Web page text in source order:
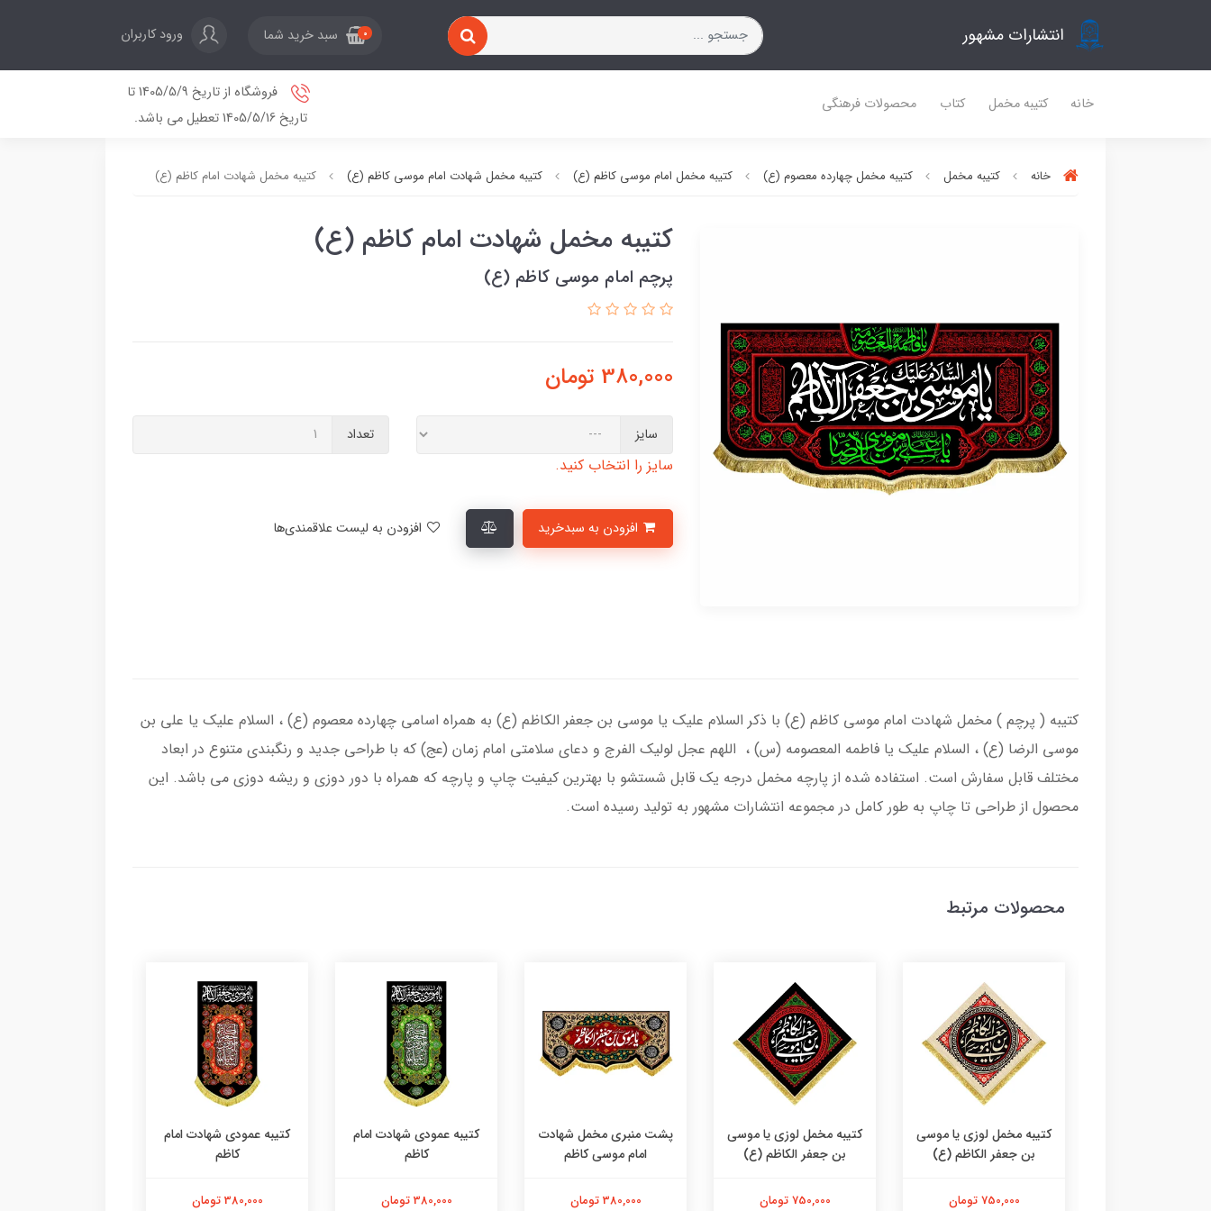
انتشارات مشهور 0 سبد خرید شما ورود کاربران
خانه کتیبه مخمل کتاب محصولات فرهنگی
فروشگاه از تاریخ 1405/5/9 تا
تاریخ 1405/5/16 تعطیل می باشد.
خانه کتیبه مخمل کتیبه مخمل چهارده معصوم (ع) کتیبه مخمل امام موسی کاظم (ع) کتیبه مخمل شهادت امام موسی کاظم (ع) کتیبه مخمل شهادت امام کاظم (ع)
کتیبه مخمل شهادت امام کاظم (ع)
پرچم امام موسی کاظم (ع)
380,000 تومان
سایز
سایز را انتخاب کنید.
تعداد
کتیبه ( پرچم ) مخمل شهادت امام موسی کاظم (ع) با ذکر السلام علیک یا موسی بن جعفر الکاظم (ع) به همراه اسامی چهارده معصوم (ع) ، السلام علیک یا علی بن
موسی الرضا (ع) ، السلام علیک یا فاطمه المعصومه (س) ، اللهم عجل لولیک الفرج و دعای سلامتی امام زمان (عج) که با طراحی جدید و رنگبندی متنوع در ابعاد
مختلف قابل سفارش است. استفاده شده از پارچه مخمل درجه یک قابل شستشو با بهترین کیفیت چاپ و پارچه که همراه با دور دوزی و ریشه دوزی می باشد. این
محصول از طراحی تا چاپ به طور کامل در مجموعه انتشارات مشهور به تولید رسیده است.
محصولات مرتبط
کتیبه مخمل لوزی یا موسی
بن جعفر الکاظم (ع)
750,000 تومان
کتیبه مخمل لوزی یا موسی
بن جعفر الکاظم (ع)
750,000 تومان
پشت منبری مخمل شهادت
امام موسی کاظم
380,000 تومان
کتیبه عمودی شهادت امام
کاظم
380,000 تومان
کتیبه عمودی شهادت امام
کاظم
380,000 تومان